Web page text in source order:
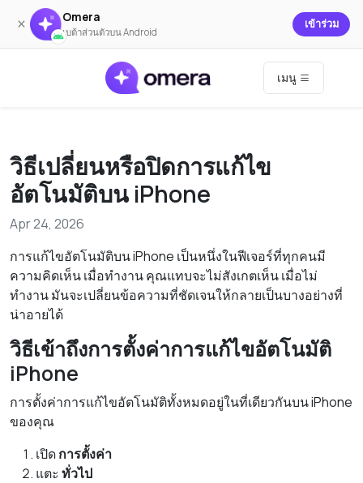
× Omera
เบต้าส่วนตัวบน Android
เข้าร่วม
เมนู
วิธีเปลี่ยนหรือปิดการแก้ไข
อัตโนมัติบน iPhone
Apr 24, 2026
การแก้ไขอัตโนมัติบน iPhone เป็นหนึ่งในฟีเจอร์ที่ทุกคนมี
ความคิดเห็น เมื่อทำงาน คุณแทบจะไม่สังเกตเห็น เมื่อไม่
ทำงาน มันจะเปลี่ยนข้อความที่ชัดเจนให้กลายเป็นบางอย่างที่
น่าอายได้
วิธีเข้าถึงการตั้งค่าการแก้ไขอัตโนมัติ
iPhone
การตั้งค่าการแก้ไขอัตโนมัติทั้งหมดอยู่ในที่เดียวกันบน iPhone
ของคุณ
เปิดการตั้งค่า
แตะ ทั่วไป